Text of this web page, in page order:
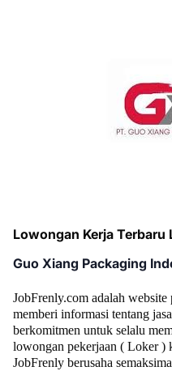
Lowongan Kerja Terbaru
Guo Xiang Packaging
JobFrenly.com adalah
memberi informasi tentang
berkomitmen untuk selalu
lowongan pekerjaan ( Loker )
JobFrenly berusaha